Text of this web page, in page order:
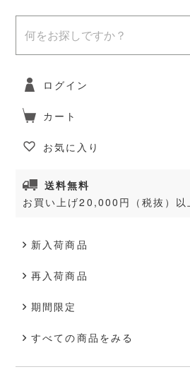
ログイン
カート
お気に入り
送料無料
お買い上げ20,000円（税抜）以
新入荷商品
再入荷商品
期間限定
すべての商品をみる